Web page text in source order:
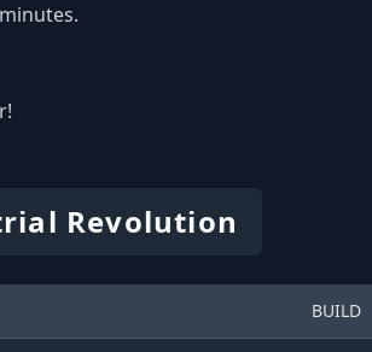
Revolution
BUILD